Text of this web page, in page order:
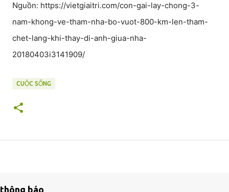
Nguồn: https://vietgiaitri.com/con-gai-lay-chong-3-
nam-khong-ve-tham-nha-bo-vuot-800-km-len-tham-
chet-lang-khi-thay-di-anh-giua-nha-
20180403i3141909/
CUỘC SỐNG
thông báo